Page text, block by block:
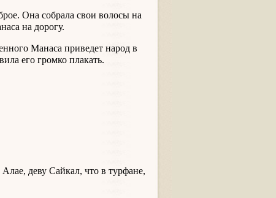
Она собрала свои волосы на
на дорогу.
Манаса приведет народ в
его громко плакать.
деву Сайкал, что в турфане,